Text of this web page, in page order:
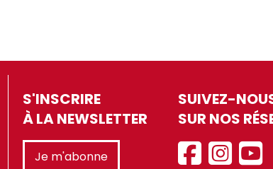
S'INSCRIRE
À LA NEWSLETTER
Je m'abonne
SUIVEZ-
SUR NOS